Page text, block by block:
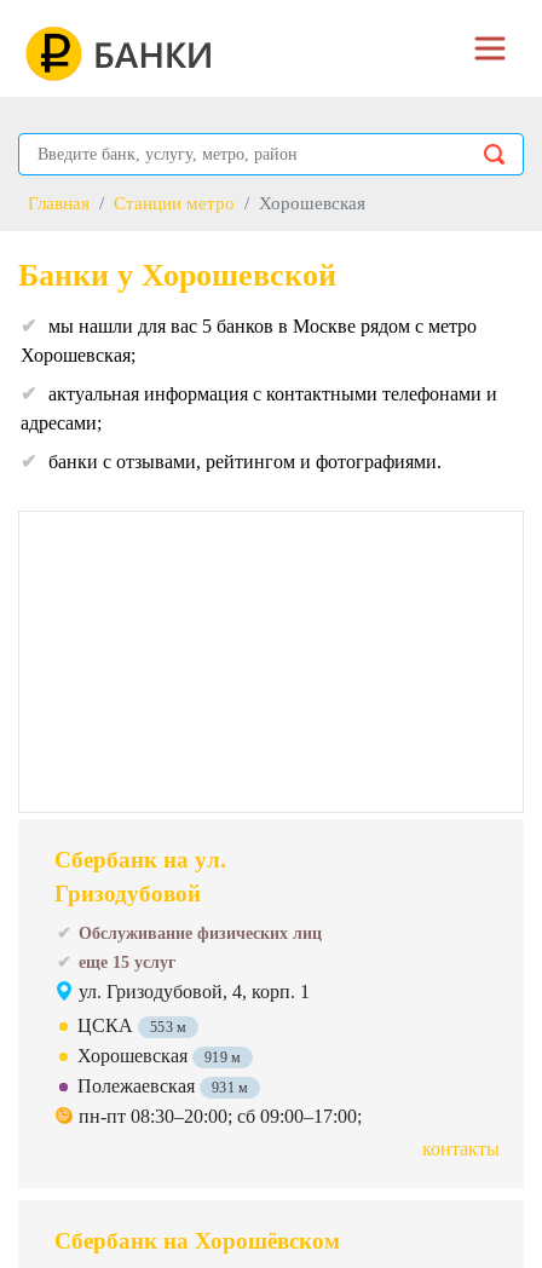
Главная Станции метро Хорошевская
Банки у Хорошевской
мы нашли для вас 5 банков в Москве рядом с метро
Хорошевская;
актуальная информация с контактными телефонами и
адресами;
банки с отзывами, рейтингом и фотографиями.
Сбербанк на ул.
Гризодубовой
Обслуживание физических лиц
еще 15 услуг
ул. Гризодубовой, 4, корп. 1
ЦСКА
553 м
Хорошевская 919 м
Полежаевская 931 м
пн-пт 08:30–20:00; сб 09:00–17:00;
контакты
Сбербанк на Хорошёвском